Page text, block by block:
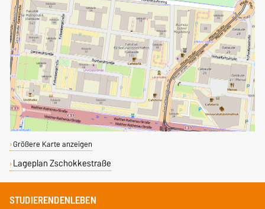
Größere Karte anzeigen
Lageplan Zschokkestraße
STUDIERENDENLEBEN